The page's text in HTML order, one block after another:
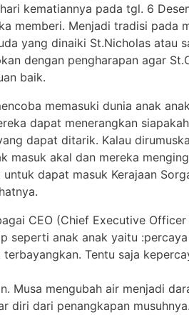
kematiannya pada tgl. 6
memberi. Menjadi tradisi pada
yang dinaiki St.Nicholas atau
dengan pengharapan agar
baik.
memasuki dunia anak
dapat menerangkan
dapat ditarik. Kalau
akal dan mereka
dapat masuk Kerajaan
CEO (Chief Executive
seperti anak anak yaitu
Tentu saja
Musa mengubah air menjadi
diri dari penangkapan